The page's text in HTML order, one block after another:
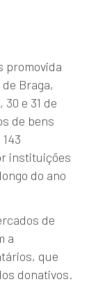
promovida
Braga,
e 31 de
de bens
instituições
do ano
de
a
que
donativos.